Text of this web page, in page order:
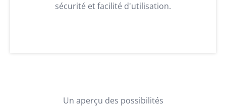
sécurité et facilité d'utilisation.
Un aperçu des possibilités